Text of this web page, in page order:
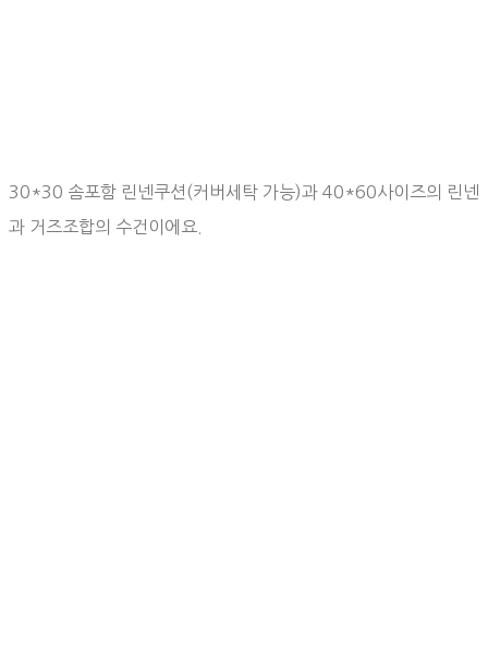
30*30 솜포함 린넨쿠션(커버세탁 가능)과 40*60사이즈의 린넨
과 거즈조합의 수건이에요.